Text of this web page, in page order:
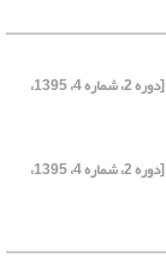
[دوره 2، شماره 4، 1395،
[دوره 2، شماره 4، 1395،